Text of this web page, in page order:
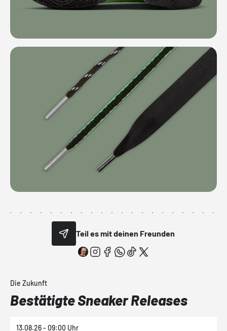
Teil es mit deinen Freunden
Die Zukunft
Bestätigte Sneaker Releases
13.08.26 - 09:00 Uhr